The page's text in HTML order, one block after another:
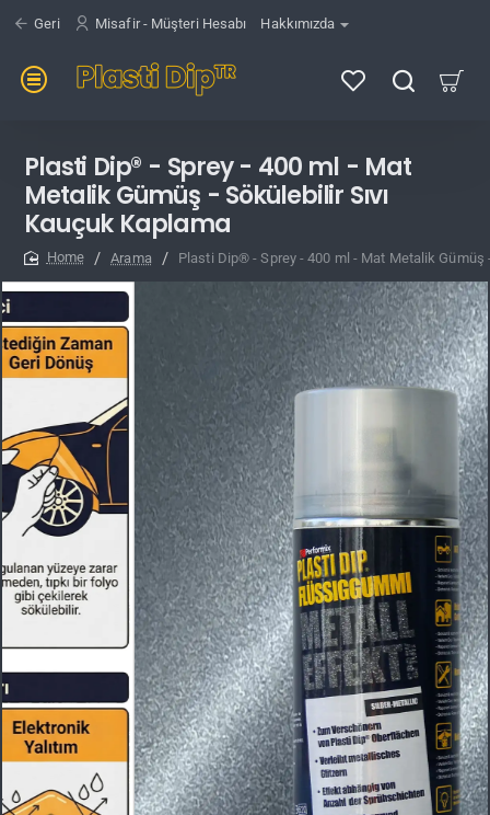
Geri Misafir - Müşteri Hesabı Hakkımızda
Plasti Dip® - Sprey - 400 ml - Mat
Metalik Gümüş - Sökülebilir Sıvı
Kauçuk Kaplama
Arama Plasti Dip® - Sprey - 400 ml - Mat Metalik Gümüş